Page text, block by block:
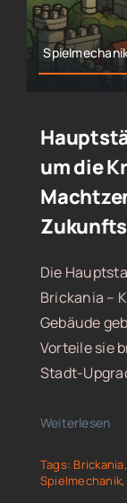
um die
Die
Brickania –
Gebäude
Vorteile sie
Stadt-
Weiterlesen
Tags: Brickania,
Spielmechanik,